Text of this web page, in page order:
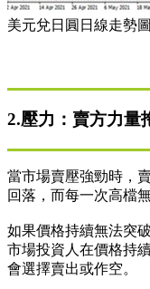
美元兌日圓日線走勢
2.壓力：賣方力量
當市場賣壓強勁時，
回落，而每一次高檔
如果價格持續無法突
市場投資人在價格持
會選擇賣出或作空。